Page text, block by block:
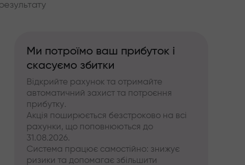
Ми потроїмо ваш прибуток і
скасуємо збитки
Відкрийте рахунок та отримайте
автоматичний захист та потроєння
прибутку.
Акція поширюється безстроково на всі
рахунки, що поповнюються до
31.08.2026.
Система працює самостійно: знижує
ризики та допомагає збільшити